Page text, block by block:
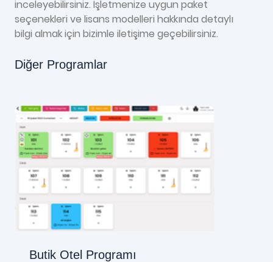
inceleyebilirsiniz. İşletmenize uygun paket
seçenekleri ve lisans modelleri hakkında detaylı
bilgi almak için bizimle iletişime geçebilirsiniz.
Diğer Programlar
Butik Otel Programı